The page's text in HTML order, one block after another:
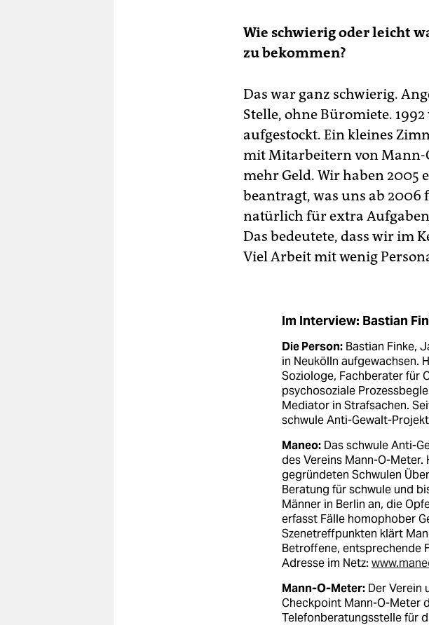
Wie schwierig oder leicht
zu bekommen?
Das war ganz schwierig.
Stelle, ohne Büromiete.
aufgestockt. Ein kleines
mit Mitarbeitern von Mann-
mehr Geld. Wir haben 2005
beantragt, was uns ab 2006
natürlich für extra
Das bedeutete, dass wir im
Viel Arbeit mit wenig
Im Interview: Bastian
Die Person: Bastian Finke,
in Neukölln aufgewachsen.
Soziologe, Fachberater für
psychosoziale
Mediator in Strafsachen.
schwule Anti-Gewalt-
Maneo: Das schwule Anti-
des Vereins Mann-O-
gegründeten Schwulen
Beratung für schwule und
Männer in Berlin an, die
erfasst Fälle homophober
Szenetreffpunkten klärt
Betroffene, entsprechende
Adresse im Netz:
Mann-O-Meter: Der Verein
Checkpoint Mann-O-Meter
Telefonberatungsstelle für